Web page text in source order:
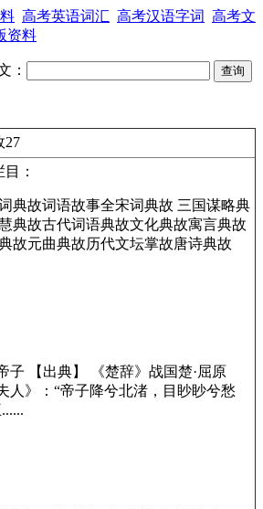
高考英语词汇 高考汉语字词 高考文
资料
：
27
：
典故词语故事全宋词典故 三国谋略典
典故古代词语典故文化典故寓言典故
故元曲典故历代文坛掌故唐诗典故
子 【出典】 《楚辞》战国楚·屈原
人》：“帝子降兮北渚，目眇眇兮愁